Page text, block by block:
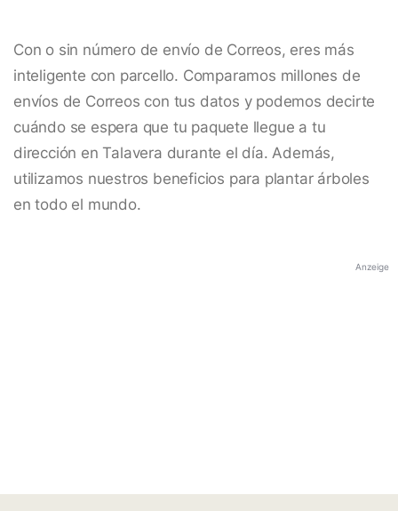
Con o sin número de envío de Correos, eres más
inteligente con parcello. Comparamos millones de
envíos de Correos con tus datos y podemos decirte
cuándo se espera que tu paquete llegue a tu
dirección en Talavera durante el día. Además,
utilizamos nuestros beneficios para plantar árboles
en todo el mundo.
Anzeige